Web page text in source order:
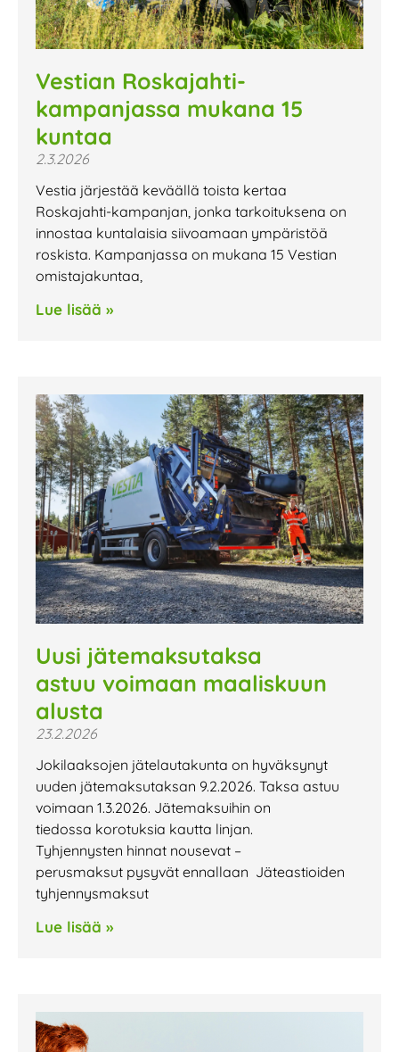
Vestian Roskajahti-
kampanjassa mukana 15
kuntaa
2.3.2026
Vestia järjestää keväällä toista kertaa
Roskajahti-kampanjan, jonka tarkoituksena on
innostaa kuntalaisia siivoamaan ympäristöä
roskista. Kampanjassa on mukana 15 Vestian
omistajakuntaa,
Lue lisää »
Uusi jätemaksutaksa
astuu voimaan maaliskuun
alusta
23.2.2026
Jokilaaksojen jätelautakunta on hyväksynyt
uuden jätemaksutaksan 9.2.2026. Taksa astuu
voimaan 1.3.2026. Jätemaksuihin on
tiedossa korotuksia kautta linjan.
Tyhjennysten hinnat nousevat –
perusmaksut pysyvät ennallaan Jäteastioiden
tyhjennysmaksut
Lue lisää »